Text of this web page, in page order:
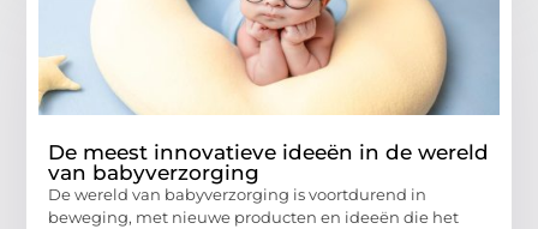
De meest innovatieve ideeën in de wereld
van babyverzorging
De wereld van babyverzorging is voortdurend in
beweging, met nieuwe producten en ideeën die het